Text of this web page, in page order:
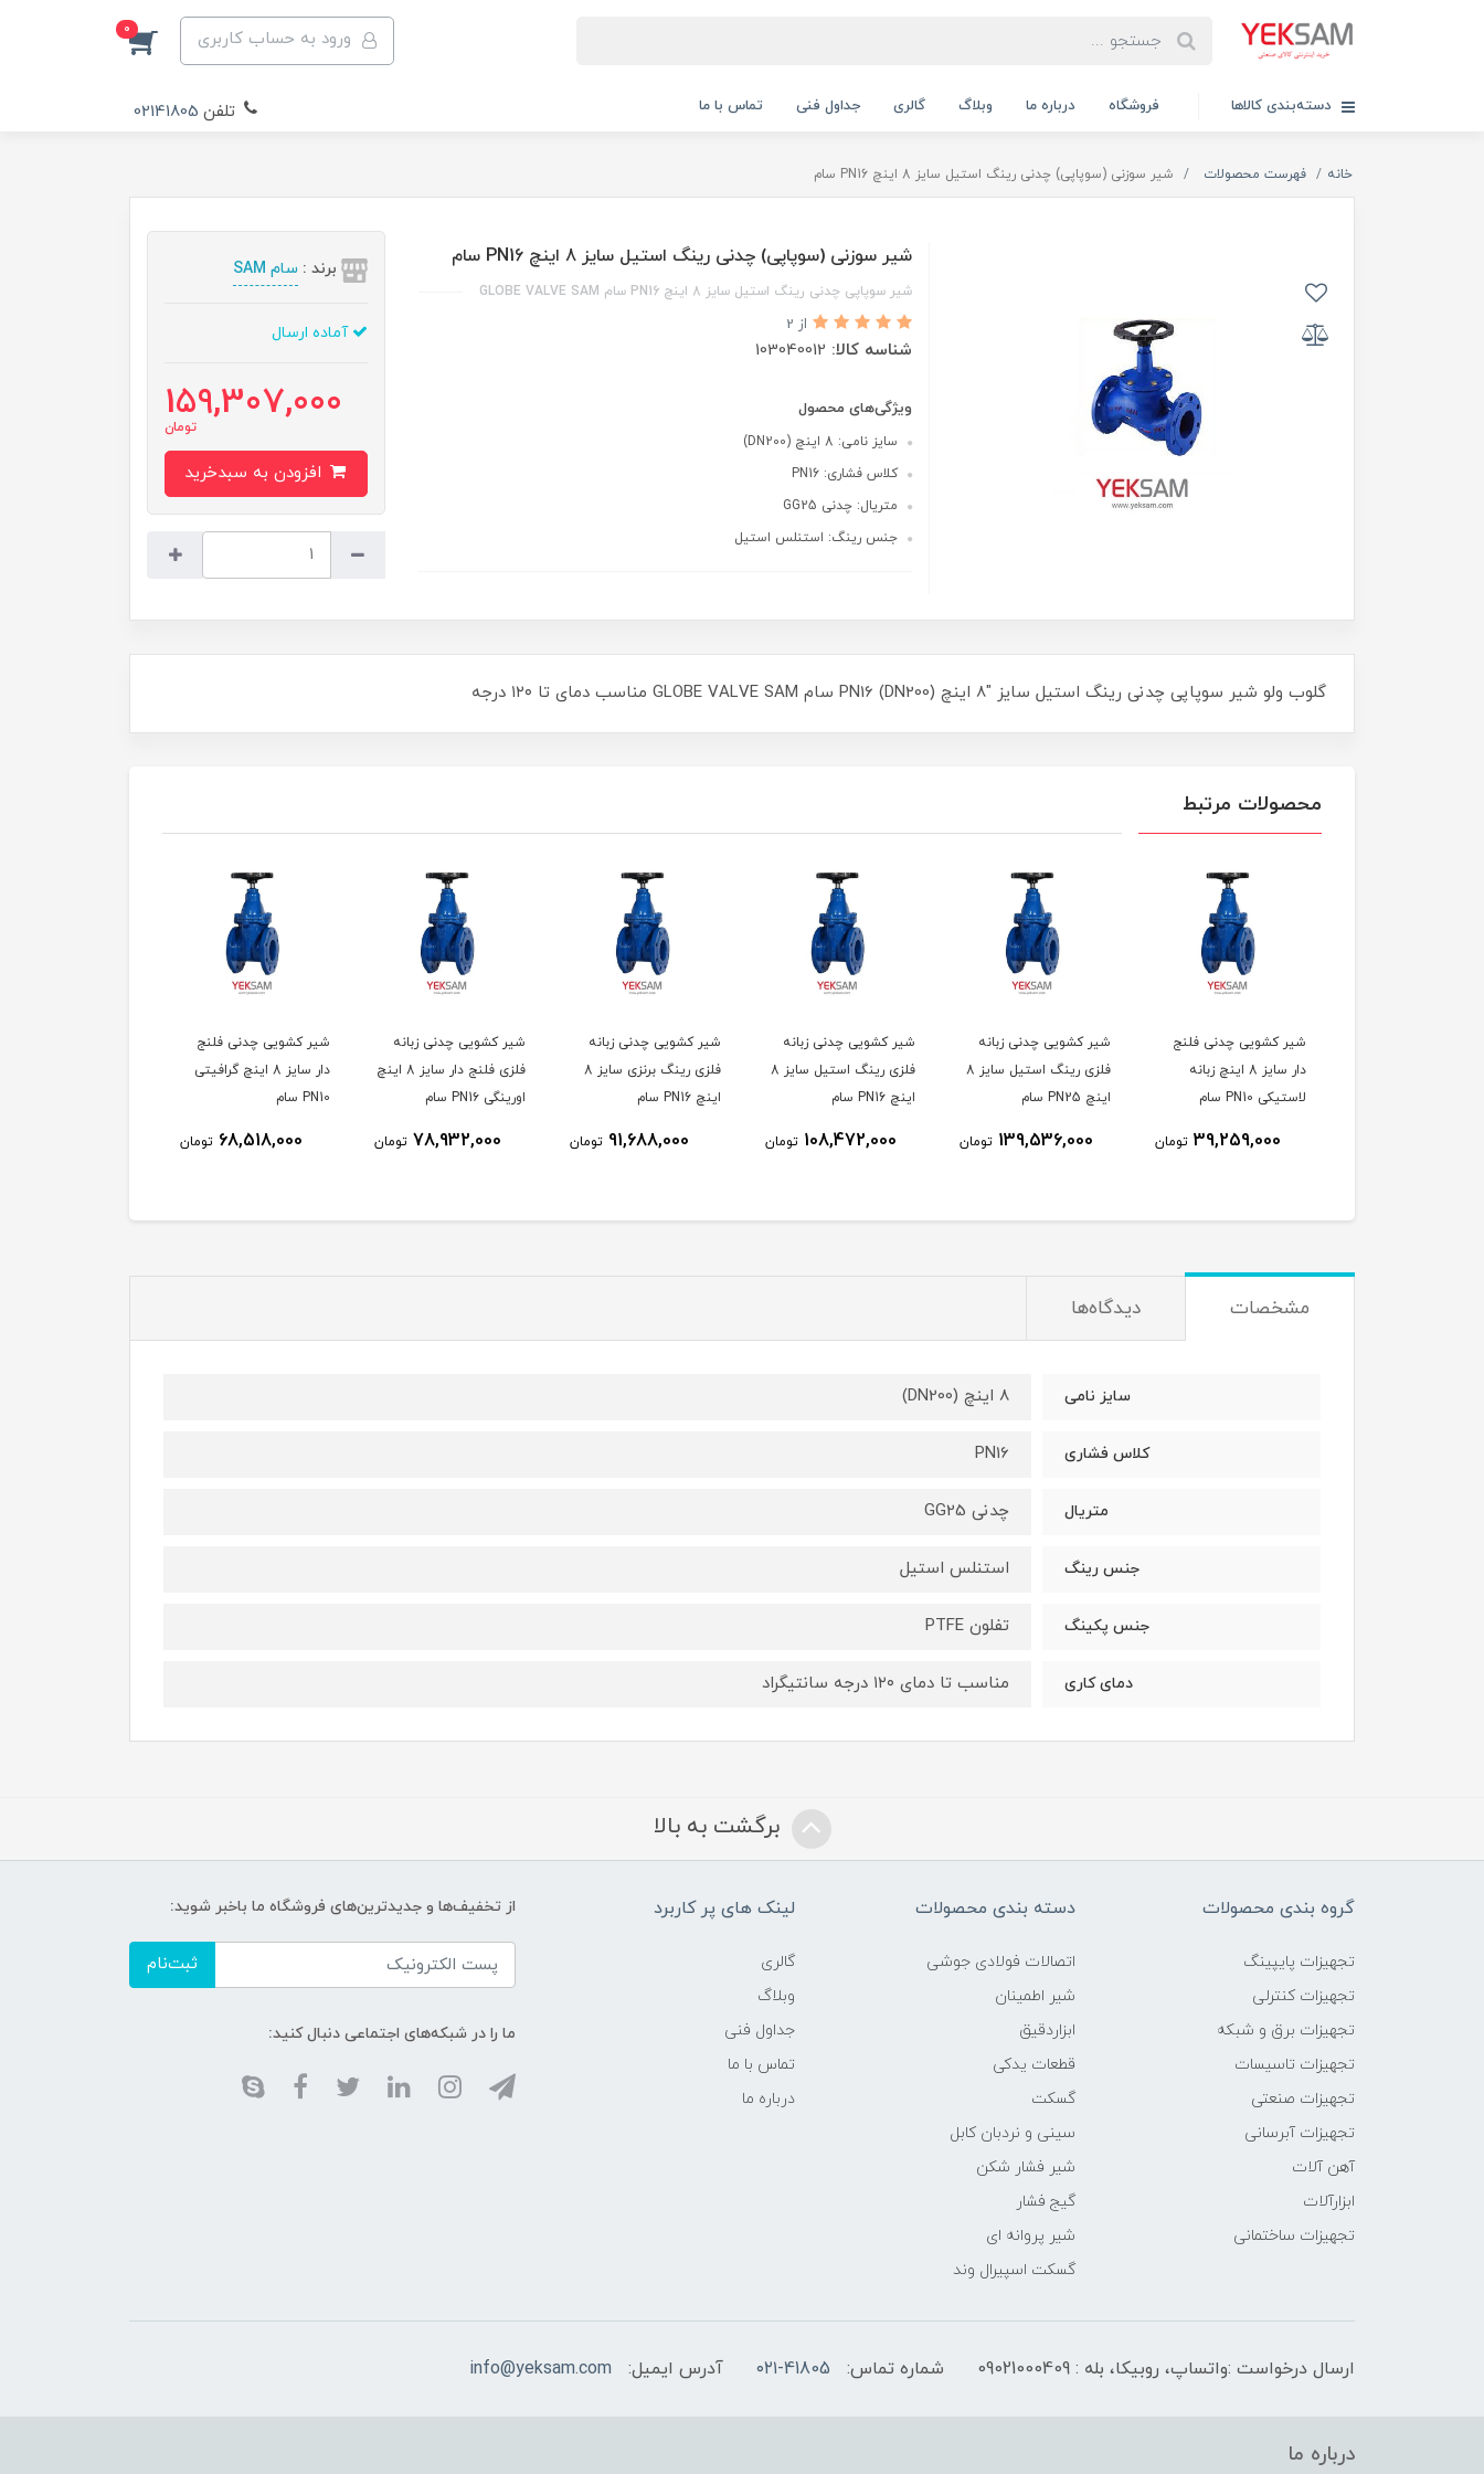
ورود به حساب کاربری 0
دسته‌بندی کالاها فروشگاه درباره ما وبلاگ گالری جداول فنی تماس با ما تلفن 02141805
خانه فهرست محصولات شیر سوزنی (سوپاپی) چدنی رینگ استیل سایز 8 اینچ PN16 سام
شیر سوزنی (سوپاپی) چدنی رینگ استیل سایز 8 اینچ PN16 سام
شیر سوپاپی چدنی رینگ استیل سایز 8 اینچ PN16 سام GLOBE VALVE SAM
از 2
شناسه کالا: 103040012
ویژگی‌های محصول
سایز نامی: 8 اینچ (DN200)
کلاس فشاری: PN16
متریال: چدنی GG25
جنس رینگ: استنلس استیل
برند : سام SAM
آماده ارسال
159,307,000
تومان
گلوب ولو شیر سوپاپی چدنی رینگ استیل سایز "8 اینچ (DN200) PN16 سام GLOBE VALVE SAM مناسب دمای تا ۱۲۰ درجه
محصولات مرتبط
شیر کشویی چدنی فلنج
دار سایز 8 اینچ زبانه
لاستیکی PN10 سام
39,259,000 تومان
شیر کشویی چدنی زبانه
فلزی رینگ استیل سایز 8
اینچ PN25 سام
139,536,000 تومان
شیر کشویی چدنی زبانه
فلزی رینگ استیل سایز 8
اینچ PN16 سام
108,472,000 تومان
شیر کشویی چدنی زبانه
فلزی رینگ برنزی سایز 8
اینچ PN16 سام
91,688,000 تومان
شیر کشویی چدنی زبانه
فلزی فلنج دار سایز 8 اینچ
اورینگی PN1۶ سام
78,932,000 تومان
شیر کشویی چدنی فلنج
دار سایز 8 اینچ گرافیتی
PN10 سام
68,518,000 تومان
مشخصات دیدگاه‌ها
سایز نامی 8 اینچ (DN200)
کلاس فشاری PN16
متریال چدنی GG25
جنس رینگ استنلس استیل
جنس پکینگ تفلون PTFE
دمای کاری مناسب تا دمای ۱۲۰ درجه سانتیگراد
برگشت به بالا
گروه بندی محصولات
تجهیزات پایپینگ
تجهیزات کنترلی
تجهیزات برق و شبکه
تجهیزات تاسیسات
تجهیزات صنعتی
تجهیزات آبرسانی
آهن آلات
ابزارآلات
تجهیزات ساختمانی
دسته بندی محصولات
اتصالات فولادی جوشی
شیر اطمینان
ابزاردقیق
قطعات یدکی
گسکت
سینی و نردبان کابل
شیر فشار شکن
گیج فشار
شیر پروانه ای
گسکت اسپیرال وند
لینک های پر کاربرد
گالری
وبلاگ
جداول فنی
تماس با ما
درباره ما
از تخفیف‌ها و جدیدترین‌های فروشگاه ما باخبر شوید:
ثبت‌نام
ما را در شبکه‌های اجتماعی دنبال کنید:
ارسال درخواست :واتساپ، روبیکا، بله : 09021000409 شماره تماس: ۰۲۱-41805 آدرس ایمیل: info@yeksam.com
درباره ما